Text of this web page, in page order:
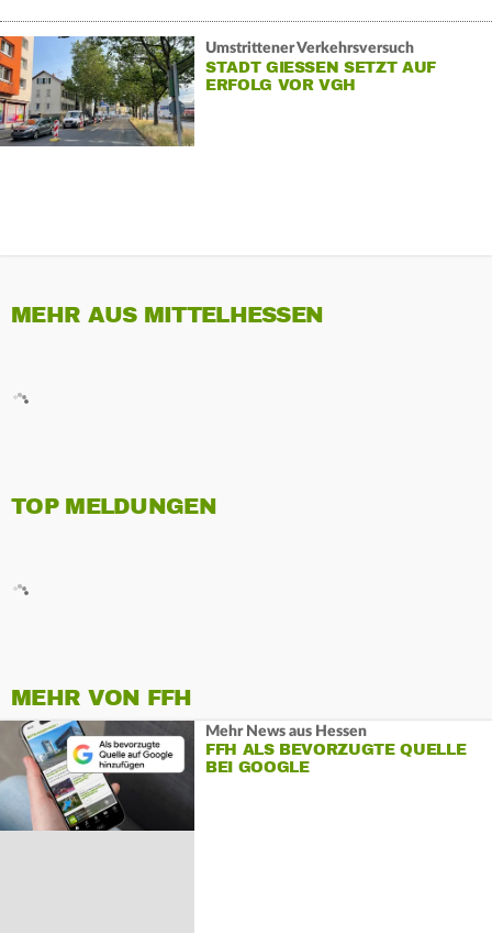
Umstrittener Verkehrsversuch
STADT GIESSEN SETZT AUF E
RFOLG VOR VGH
MEHR AUS MITTELHESSEN
TOP MELDUNGEN
MEHR VON FFH
Mehr News aus Hessen
FFH ALS BEVORZUGTE QUELLE
BEI GOOGLE